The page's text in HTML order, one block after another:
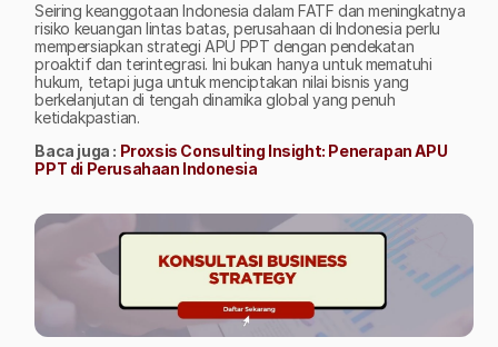
Seiring keanggotaan Indonesia dalam FATF dan meningkatnya
risiko keuangan lintas batas, perusahaan di Indonesia perlu
mempersiapkan strategi APU PPT dengan pendekatan
proaktif dan terintegrasi. Ini bukan hanya untuk mematuhi
hukum, tetapi juga untuk menciptakan nilai bisnis yang
berkelanjutan di tengah dinamika global yang penuh
ketidakpastian.
Baca juga : Proxsis Consulting Insight: Penerapan APU
PPT di Perusahaan Indonesia